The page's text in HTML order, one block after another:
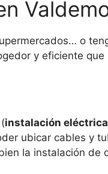
o
y eficiente
instalación
ubicar cables y
la instalación